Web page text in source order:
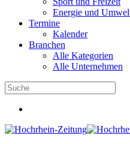
Energie und
Termine
Kalender
Branchen
Alle Kategorien
Alle Unternehmen